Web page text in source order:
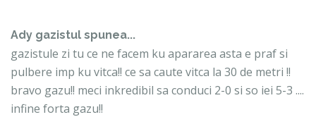
Ady gazistul spunea...
gazistule zi tu ce ne facem ku apararea asta e praf si
pulbere imp ku vitca!! ce sa caute vitca la 30 de metri !!
bravo gazu!! meci inkredibil sa conduci 2-0 si so iei 5-3 ....
infine forta gazu!!